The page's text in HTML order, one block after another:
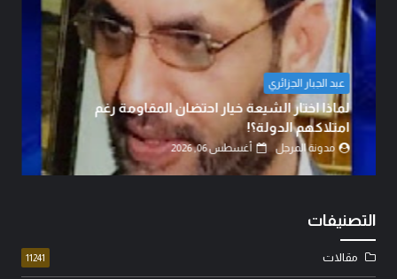
عبد الجبار الجزائري
لماذا اختار الشيعة خيار احتضان المقاومة رغم
امتلاكهم الدولة؟!
مدونة المرجل أغسطس 06, 2026
التصنيفات
مقالات 11241